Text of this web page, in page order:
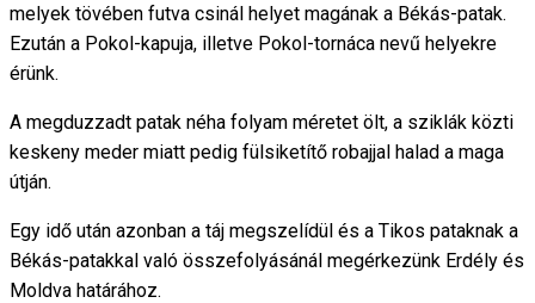
melyek tövében futva csinál helyet magának a Békás-patak.
Ezután a Pokol-kapuja, illetve Pokol-tornáca nevű helyekre
érünk.
A megduzzadt patak néha folyam méretet ölt, a sziklák közti
keskeny meder miatt pedig fülsiketítő robajjal halad a maga
útján.
Egy idő után azonban a táj megszelídül és a Tikos pataknak a
Békás-patakkal való összefolyásánál megérkezünk Erdély és
Moldva határához.